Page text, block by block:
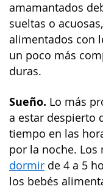
amamantados
sueltas o
alimentados con
un poco más
duras.
Sueño. Lo más
a estar despierto
tiempo en las
por la noche.
dormir de 4 a 5
los bebés